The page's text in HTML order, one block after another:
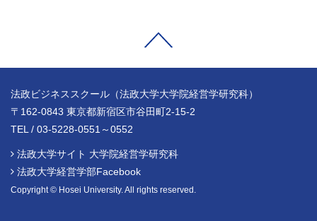
法政ビジネススクール（法政大学大学院経営学研究科）
〒162-0843 東京都新宿区市谷田町2-15-2
TEL / 03-5228-0551～0552
法政大学サイト 大学院経営学研究科
法政大学経営学部Facebook
Copyright © Hosei University. All rights reserved.